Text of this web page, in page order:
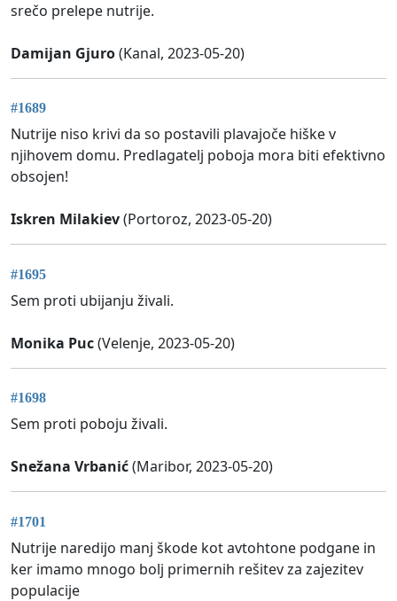
srečo prelepe nutrije.
Damijan Gjuro(Kanal, 2023-05-20)
#1689
Nutrije niso krivi da so postavili plavajoče hiške v
njihovem domu. Predlagatelj poboja mora biti efektivno
obsojen!
Iskren Milakiev(Portoroz, 2023-05-20)
#1695
Sem proti ubijanju živali.
Monika Puc(Velenje, 2023-05-20)
#1698
Sem proti poboju živali.
Snežana Vrbanić(Maribor, 2023-05-20)
#1701
Nutrije naredijo manj škode kot avtohtone podgane in
ker imamo mnogo bolj primernih rešitev za zajezitev
populacije